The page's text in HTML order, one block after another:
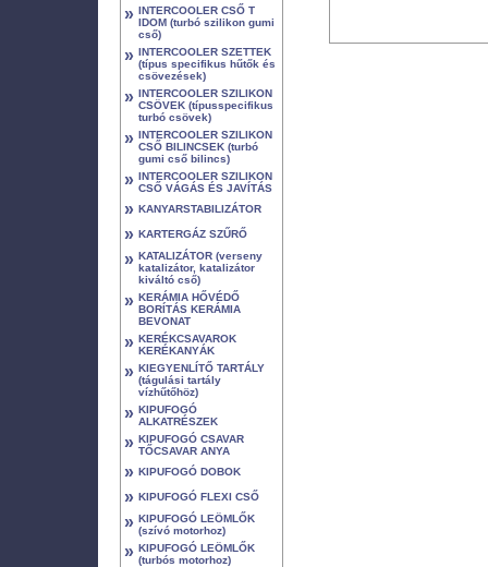
» INTERCOOLER CSŐ T
IDOM (turbó szilikon gumi
cső)
» INTERCOOLER SZETTEK
(típus specifikus hűtők és
csövezések)
» INTERCOOLER SZILIKON
CSÖVEK (típusspecifikus
turbó csövek)
» INTERCOOLER SZILIKON
CSŐ BILINCSEK (turbó
gumi cső bilincs)
» INTERCOOLER SZILIKON
CSŐ VÁGÁS ÉS JAVÍTÁS
» KANYARSTABILIZÁTOR
» KARTERGÁZ SZŰRŐ
» KATALIZÁTOR (verseny
katalizátor, katalizátor
kiváltó cső)
» KERÁMIA HŐVÉDŐ
BORÍTÁS KERÁMIA
BEVONAT
» KERÉKCSAVAROK
KERÉKANYÁK
» KIEGYENLÍTŐ TARTÁLY
(tágulási tartály
vízhűtőhöz)
» KIPUFOGÓ
ALKATRÉSZEK
» KIPUFOGÓ CSAVAR
TŐCSAVAR ANYA
» KIPUFOGÓ DOBOK
» KIPUFOGÓ FLEXI CSŐ
» KIPUFOGÓ LEÖMLŐK
(szívó motorhoz)
» KIPUFOGÓ LEÖMLŐK
(turbós motorhoz)